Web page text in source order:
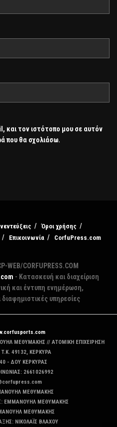
και τον ιστότοπο μου σε αυτόν
που θα σχολιάσω.
Όροι χρήσης
Επικοινωνία CorfuPress.com
WEB/CORFUPRESS.COM
- Κατασκευή και διαχείριση
και έντυπη ενημέρωση,
υπηρεσίες
ΜΕΘΥΜΑΚΗΣ // ΑΤΟΜΙΚΗ ΕΠΙΧΕΙΡΗΣΗ
49132, ΚΕΡΚΥΡΑ
- ΔΟΥ ΚΕΡΚΥΡΑΣ
2661026992
ΜΕΘΥΜΑΚΗΣ
ΜΕΘΥΜΑΚΗΣ
ΜΕΘΥΜΑΚΗΣ
ΝΙΚΟΛΑΪΣ ΒΛΑΧΟΥ